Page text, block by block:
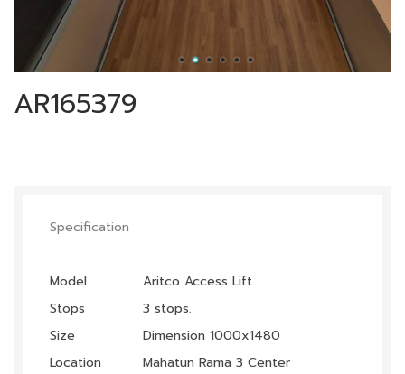
AR165379
Specification
Model
Aritco Access Lift
Stops
3 stops.
Size
Dimension 1000x1480
Location
Mahatun Rama 3 Center